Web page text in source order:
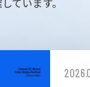
ています。